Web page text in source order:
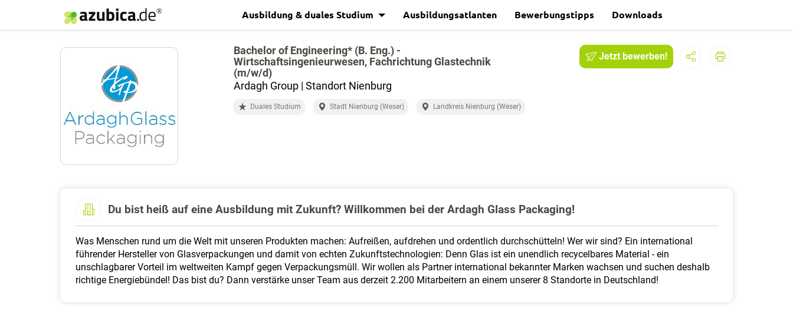
Ausbildung & duales Studium Ausbildungsatlanten Bewerbungstipps Downloads
Bachelor of Engineering* (B. Eng.) -
Wirtschaftsingenieurwesen, Fachrichtung Glastechnik
(m/w/d)
Ardagh Group | Standort Nienburg
Jetzt bewerben!
Duales Studium Stadt Nienburg (Weser) Landkreis Nienburg (Weser)
Du bist heiß auf eine Ausbildung mit Zukunft? Willkommen bei der Ardagh Glass Packaging!
Was Menschen rund um die Welt mit unseren Produkten machen: Aufreißen, aufdrehen und ordentlich durchschütteln! Wer wir sind? Ein international
führender Hersteller von Glasverpackungen und damit von echten Zukunftstechnologien: Denn Glas ist ein unendlich recycelbares Material - ein
unschlagbarer Vorteil im weltweiten Kampf gegen Verpackungsmüll. Wir wollen als Partner international bekannter Marken wachsen und suchen deshalb
richtige Energiebündel! Das bist du? Dann verstärke unser Team aus derzeit 2.200 Mitarbeitern an einem unserer 8 Standorte in Deutschland!